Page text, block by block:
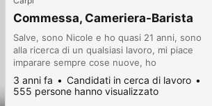
Commessa, Cameriera-Barista
Salve, sono Nicole e ho quasi 21 anni, sono
alla ricerca di un qualsiasi lavoro, mi piace
imparare sempre cose nuove, ho
esperienza nel settore ristorazione e nel
settore vendite in negozio, ho un vasto
curriculum
3 anni fa
Candidati in cerca di lavoro
555 persone hanno visualizzato